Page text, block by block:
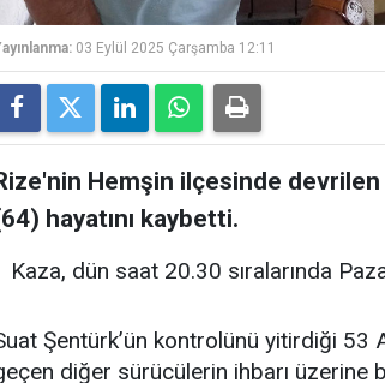
03 Eylül 2025 Çarşamba 12:11
Hemşin ilçesinde
hayatını kaybetti.
Kaza, dün saat 20.30 sıralarında
Şentürk’ün kontrolünü yitirdiği 53
diğer sürücülerin ihbarı üzerine